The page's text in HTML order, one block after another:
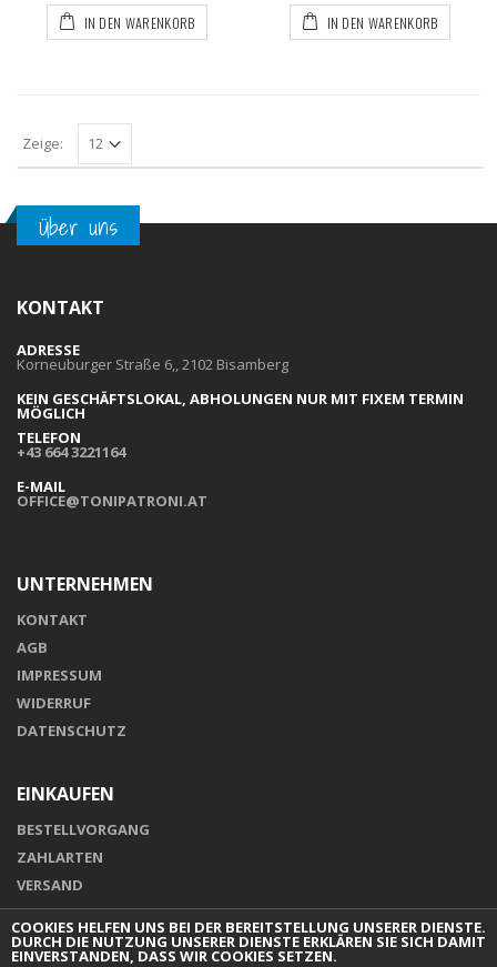
IN DEN WARENKORB IN DEN WARENKORB
Zeige:
Über uns
KONTAKT
ADRESSE
Korneuburger Straße 6,, 2102 Bisamberg
KEIN GESCHÄFTSLOKAL, ABHOLUNGEN NUR MIT FIXEM TERMIN
MÖGLICH
TELEFON
+43 664 3221164
E-MAIL
OFFICE@TONIPATRONI.AT
UNTERNEHMEN
KONTAKT
AGB
IMPRESSUM
WIDERRUF
DATENSCHUTZ
EINKAUFEN
BESTELLVORGANG
ZAHLARTEN
VERSAND
COOKIES HELFEN UNS BEI DER BEREITSTELLUNG UNSERER DIENSTE.
DURCH DIE NUTZUNG UNSERER DIENSTE ERKLÄREN SIE SICH DAMIT
EINVERSTANDEN, DASS WIR COOKIES SETZEN.